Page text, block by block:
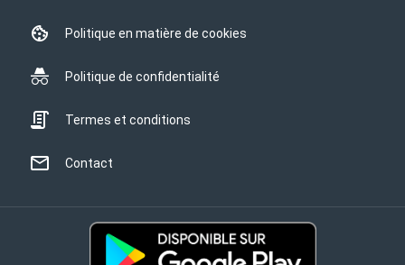
Politique en matière de cookies
Politique de confidentialité
Termes et conditions
Contact